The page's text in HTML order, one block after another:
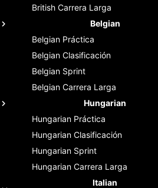
British Carrera Larga
Belgian
Belgian Práctica
Belgian Clasificación
Belgian Sprint
Belgian Carrera Larga
Hungarian
Hungarian Práctica
Hungarian Clasificación
Hungarian Sprint
Hungarian Carrera Larga
Italian